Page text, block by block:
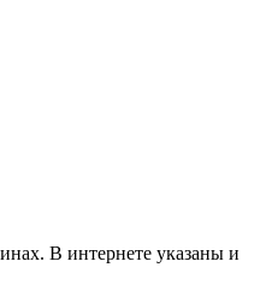
В интернете указаны и